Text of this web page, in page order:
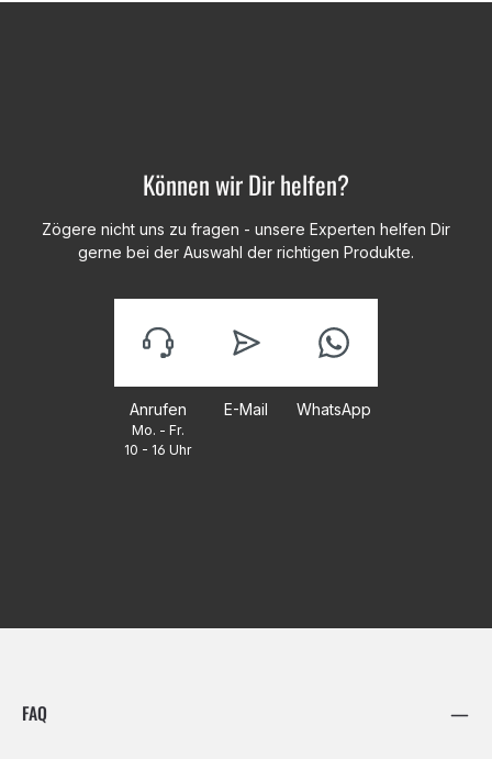
Können wir Dir helfen?
Zögere nicht uns zu fragen - unsere Experten helfen Dir
gerne bei der Auswahl der richtigen Produkte.
Anrufen
Mo. - Fr.
10 - 16 Uhr
E-Mail WhatsApp
FAQ